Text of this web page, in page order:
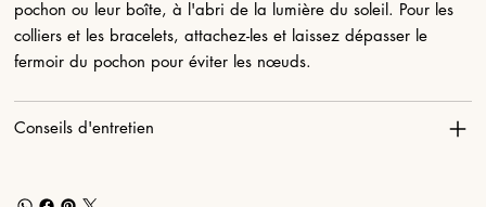
pochon ou leur boîte, à l'abri de la lumière du soleil. Pour les
colliers et les bracelets, attachez-les et laissez dépasser le
fermoir du pochon pour éviter les nœuds.
Conseils d'entretien